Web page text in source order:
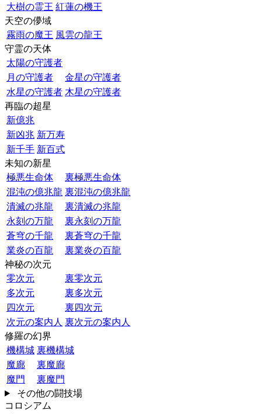
大樹の霊王 紅蓮の機王
天空の儚域
霧雨の魔王 風雲の龍王
守霊の天体
太陽の守護者
月の守護者
金星の守護者
水星の守護者 木星の守護者
再臨の超星
新億兆
新凶兆 新万寿
新千手 新百式
未知の新星
極悪生命体
裏極悪生命体
混沌の億兆龍 裏混沌の億兆龍
潰滅の兆龍
裏潰滅の兆龍
永刻の万龍
裏永刻の万龍
蒼穹の千龍
裏蒼穹の千龍
業炎の百龍
裏業炎の百龍
神秘の次元
零次元
裏零次元
多次元
裏多次元
四次元
裏四次元
次元の案内人 裏次元の案内人
修羅の幻界
機構城 裏機構城
魔廊
裏魔廊
魔門
裏魔門
その他の闘技場
コロシアム